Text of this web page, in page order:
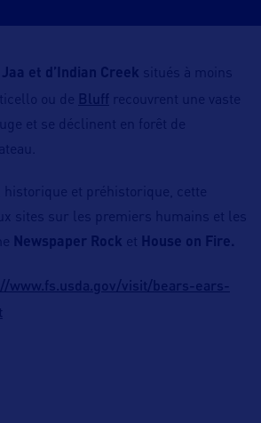
et d’Indian Creek situés à moins
ou de Bluff recouvrent une vaste
et se déclinent en forêt de
et préhistorique, cette
sites sur les premiers humains et les
Newspaper Rock et House on Fire.
www.fs.usda.gov/visit/bears-ears-